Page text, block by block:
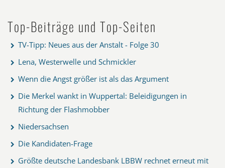
Top-Beiträge und Top-Seiten
TV-Tipp: Neues aus der Anstalt - Folge 30
Lena, Westerwelle und Schmickler
Wenn die Angst größer ist als das Argument
Die Merkel wankt in Wuppertal: Beleidigungen in
Richtung der Flashmobber
Niedersachsen
Die Kandidaten-Frage
Größte deutsche Landesbank LBBW rechnet erneut mit